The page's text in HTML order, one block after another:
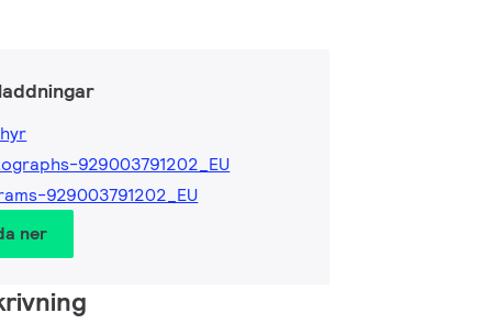
929003791202_EU
929003791202_EU
ner